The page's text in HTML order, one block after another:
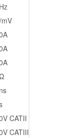
CATII
CATIII